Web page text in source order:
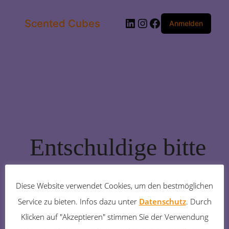
Scented Cubes LinkedIn
Instagram
Facebook
Anmelden
Entschuldige bitte
die
Unannehmlichkeiten!
Diese Website verwendet Cookies, um den bestmöglichen
Service zu bieten. Infos dazu unter Datenschutz. Durch
Klicken auf "Akzeptieren" stimmen Sie der Verwendung